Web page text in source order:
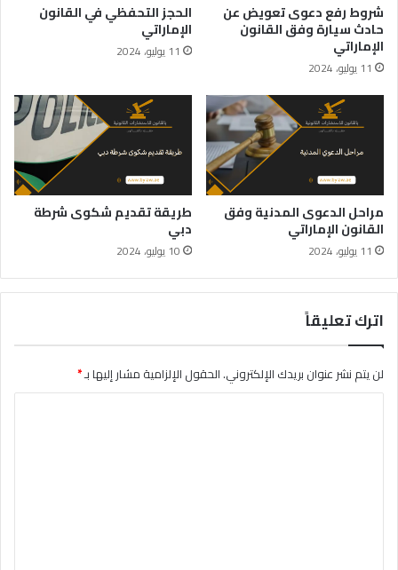
شروط رفع دعوى تعويض عن
حادث سيارة وفق القانون
الإماراتي
11 يوليو، 2024
الحجز التحفظي في القانون
الإماراتي
11 يوليو، 2024
مراحل الدعوى المدنية وفق
القانون الإماراتي
11 يوليو، 2024
طريقة تقديم شكوى شرطة
دبي
10 يوليو، 2024
اترك تعليقاً
لن يتم نشر عنوان بريدك الإلكتروني.الحقول الإلزامية مشار إليها بـ*